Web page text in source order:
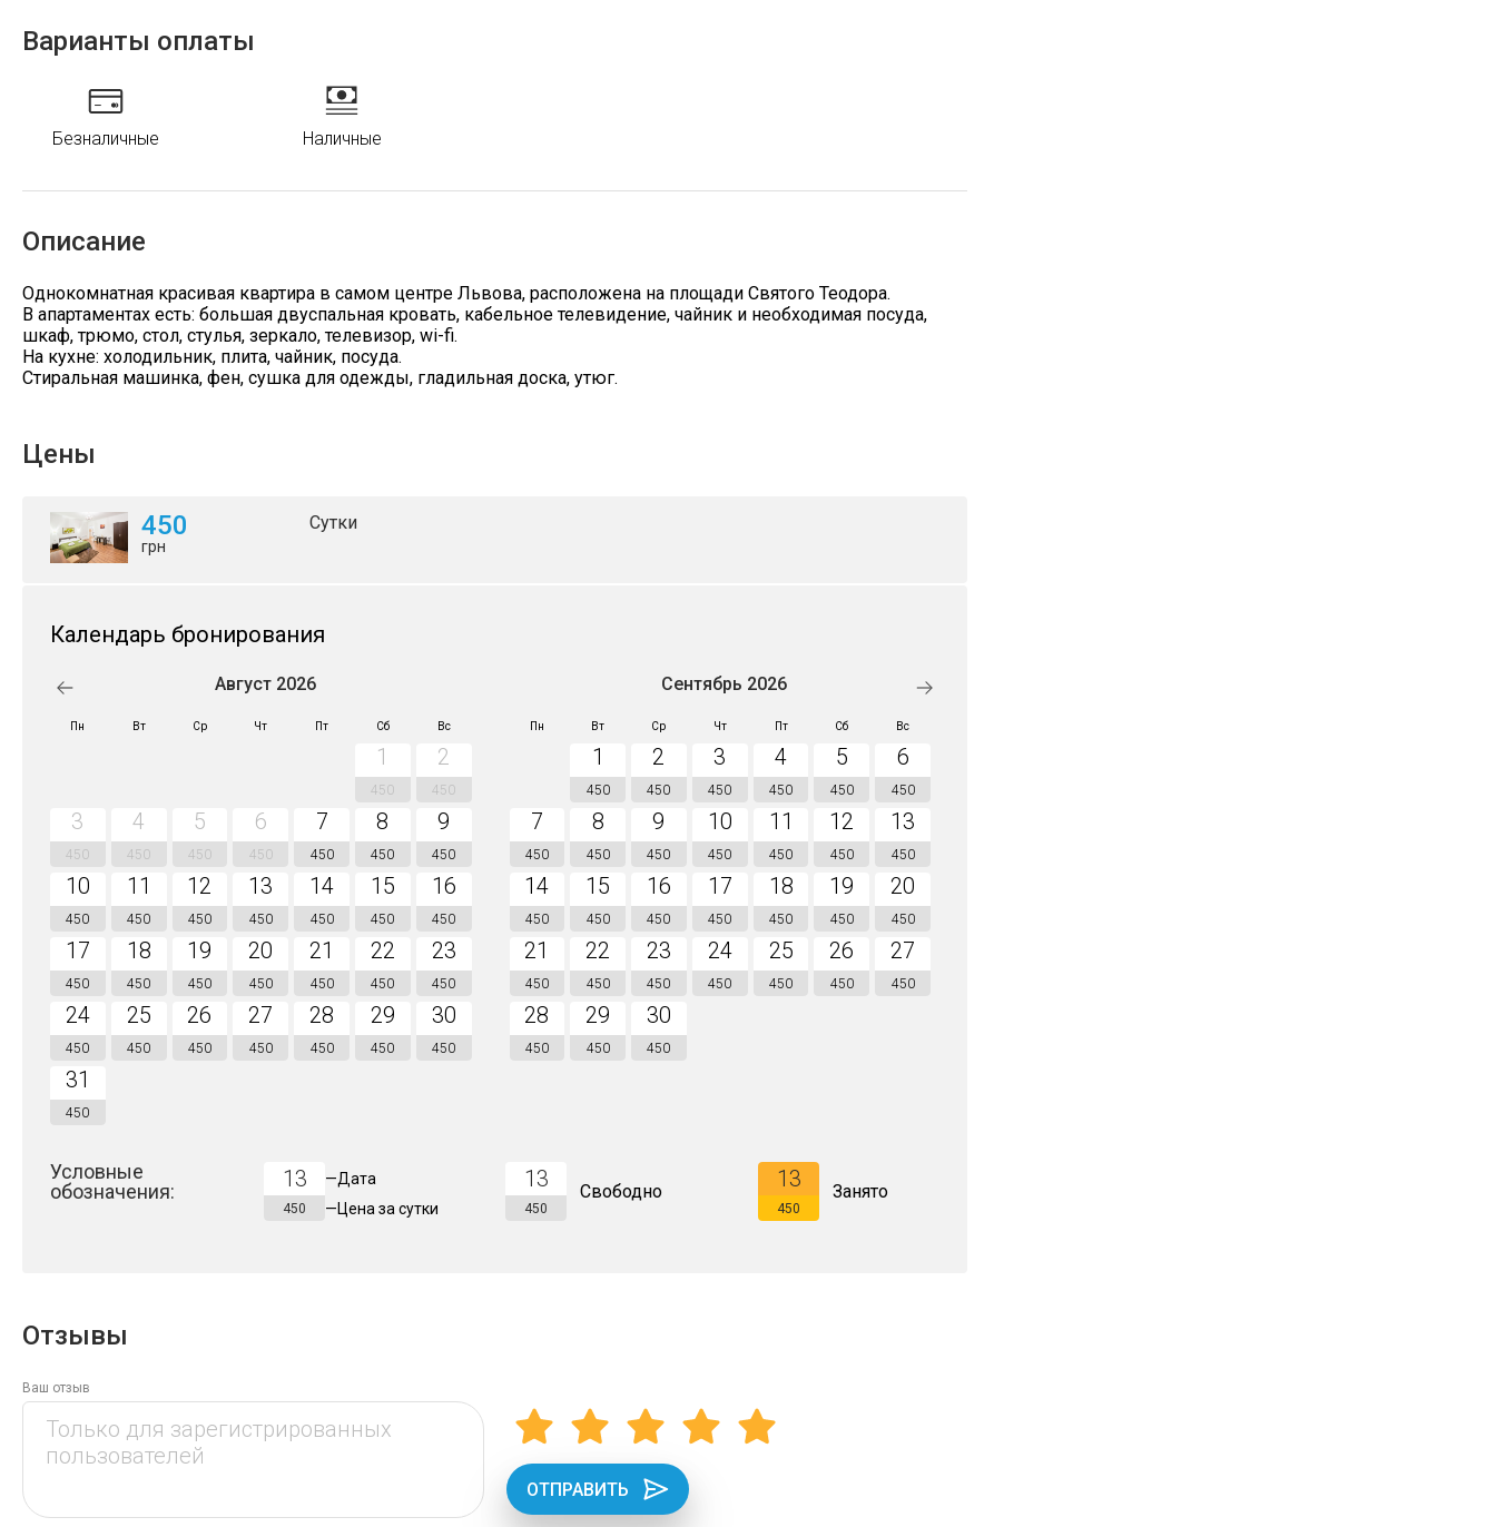
Варианты оплаты
Безналичные Наличные
Описание
Однокомнатная красивая квартира в самом центре Львова, расположена на площади Святого Теодора.
В апартаментах есть: большая двуспальная кровать, кабельное телевидение, чайник и необходимая посуда,
шкаф, трюмо, стол, стулья, зеркало, телевизор, wi-fi.
На кухне: холодильник, плита, чайник, посуда.
Стиральная машинка, фен, сушка для одежды, гладильная доска, утюг.
Цены
450
грн
Сутки
Календарь бронирования
Август 2026
Пн Вт Ср Чт Пт Сб Вс
1
450
2
450
3
450
4
450
5
450
6
450
7
450
8
450
9
450
10
450
11
450
12
450
13
450
14
450
15
450
16
450
17
450
18
450
19
450
20
450
21
450
22
450
23
450
24
450
25
450
26
450
27
450
28
450
29
450
30
450
31
450
Сентябрь 2026
Пн Вт Ср Чт Пт Сб Вс
1
450
2
450
3
450
4
450
5
450
6
450
7
450
8
450
9
450
10
450
11
450
12
450
13
450
14
450
15
450
16
450
17
450
18
450
19
450
20
450
21
450
22
450
23
450
24
450
25
450
26
450
27
450
28
450
29
450
30
450
Условные
обозначения:
13
450
—Дата
—Цена за сутки
13
450
Свободно 13
450
Занято
Отзывы
Ваш отзыв
ОТПРАВИТЬ